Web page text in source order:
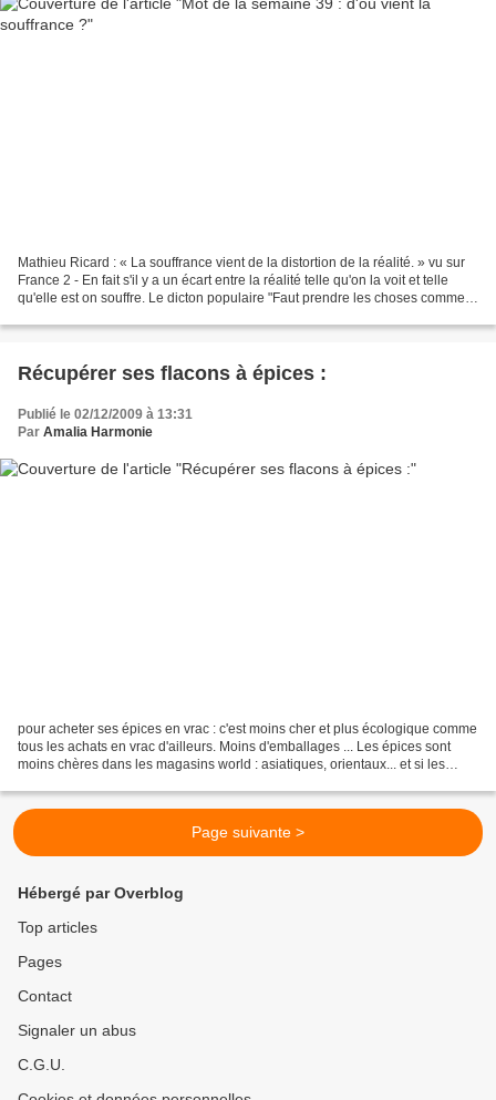
Mathieu Ricard : « La souffrance vient de la distortion de la réalité. » vu sur
France 2 - En fait s'il y a un écart entre la réalité telle qu'on la voit et telle
qu'elle est on souffre. Le dicton populaire "Faut prendre les choses comme
Récupérer ses flacons à épices :
Publié le 02/12/2009 à 13:31
Par Amalia Harmonie
pour acheter ses épices en vrac : c'est moins cher et plus écologique comme
tous les achats en vrac d'ailleurs. Moins d'emballages ... Les épices sont
moins chères dans les magasins world : asiatiques, orientaux... et si les
Page suivante >
Hébergé par Overblog
Top articles
Pages
Contact
Signaler un abus
C.G.U.